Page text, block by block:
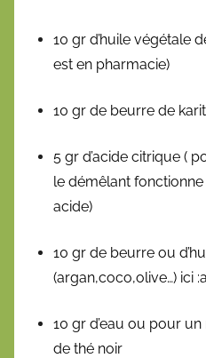
10 gr d’huile végétale
est en pharmacie)
10 gr de beurre de
5 gr d’acide citrique (
le démêlant
acide)
10 gr de beurre ou
(argan,coco,olive…) ici
10 gr d’eau ou pour
de thé noir